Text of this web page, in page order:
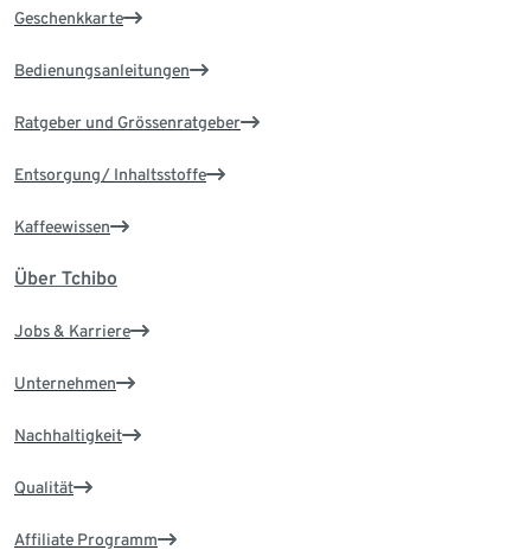
Geschenkkarte
Bedienungsanleitungen
Ratgeber und Grössenratgeber
Entsorgung/ Inhaltsstoffe
Kaffeewissen
Über Tchibo
Jobs & Karriere
Unternehmen
Nachhaltigkeit
Qualität
Affiliate Programm